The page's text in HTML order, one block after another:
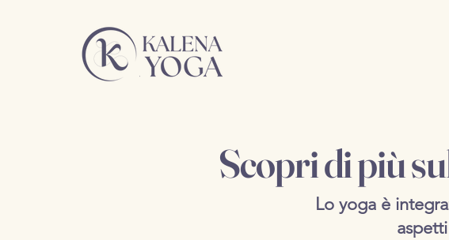
Scopri di più
Lo yoga è